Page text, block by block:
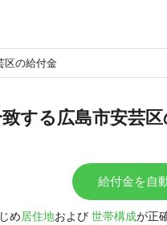
区の給付金
する広島市安芸
給付金を自
め居住地および 世帯構成が正